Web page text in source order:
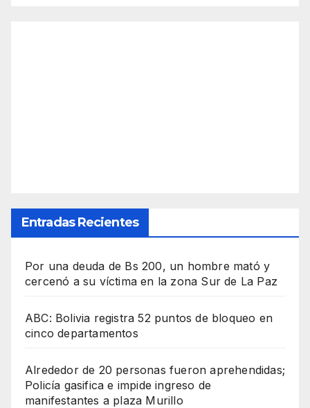
Entradas Recientes
Por una deuda de Bs 200, un hombre mató y
cercenó a su víctima en la zona Sur de La Paz
ABC: Bolivia registra 52 puntos de bloqueo en
cinco departamentos
Alrededor de 20 personas fueron aprehendidas;
Policía gasifica e impide ingreso de
manifestantes a plaza Murillo